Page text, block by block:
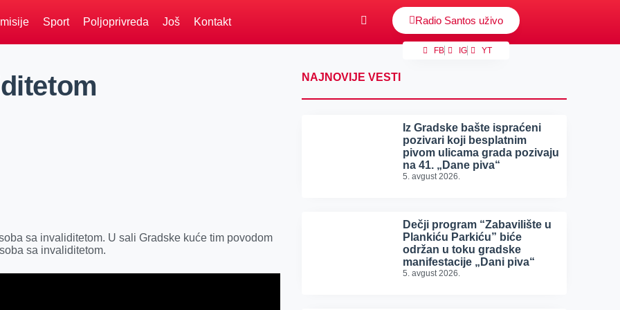
Sport Poljoprivreda Još Kontakt Radio Santos uživo
FB IG YT
sa invaliditetom. U sali Gradske kuće tim povodom
sa invaliditetom.
NAJNOVIJE VESTI
Iz Gradske bašte ispraćeni
pozivari koji besplatnim
pivom ulicama grada pozivaju
na 41. „Dane piva“
5. avgust 2026.
Dečji program “Zabavilište u
Plankiću Parkiću” biće
održan u toku gradske
manifestacije „Dani piva“
5. avgust 2026.